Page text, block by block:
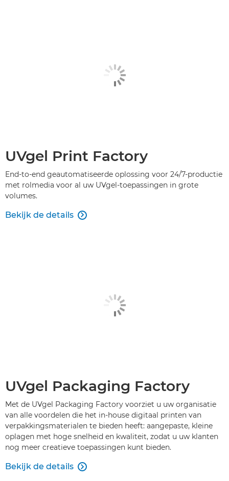
UVgel Print Factory
End-to-end geautomatiseerde oplossing voor 24/7-productie
met rolmedia voor al uw UVgel-toepassingen in grote
volumes.
Bekijk de details 
UVgel Packaging Factory
Met de UVgel Packaging Factory voorziet u uw organisatie
van alle voordelen die het in-house digitaal printen van
verpakkingsmaterialen te bieden heeft: aangepaste, kleine
oplagen met hoge snelheid en kwaliteit, zodat u uw klanten
nog meer creatieve toepassingen kunt bieden.
Bekijk de details 